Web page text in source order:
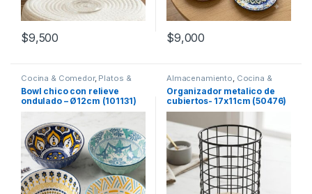
$9,500 $9,000
Cocina & Comedor, Platos &
Bowls
Bowl chico con relieve
ondulado – Ø12cm (101131)
Almacenamiento, Cocina &
Comedor Utensilios de cocina
Organizador metalico de
cubiertos- 17x11cm (50476)